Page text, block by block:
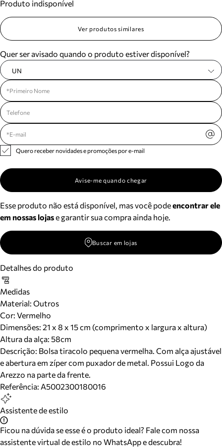
Meus pedidos
Acompanhe seus pedidos e solicite devoluções.
Produto indisponível
Ver produtos similares
Quer ser avisado quando o produto estiver disponível?
UN
Quero receber novidades e promoções por e-mail
Avise-me quando chegar
Esse produto não está disponível, mas você podeencontrar ele
em nossas lojase garantir sua compra ainda hoje.
Buscar em lojas
Detalhes do produto
Medidas
Material: Outros
Cor: Vermelho
Dimensões: 21 x 8 x 15 cm (comprimento x largura x altura)
Altura da alça: 58cm
Descrição: Bolsa tiracolo pequena vermelha. Com alça ajustável
e abertura em zíper com puxador de metal. Possui Logo da
Arezzo na parte da frente.
Referência: A5002300180016
Assistente de estilo
Ficou na dúvida se esse é o produto ideal? Fale com nossa
assistente virtual de estilo no WhatsApp e descubra!